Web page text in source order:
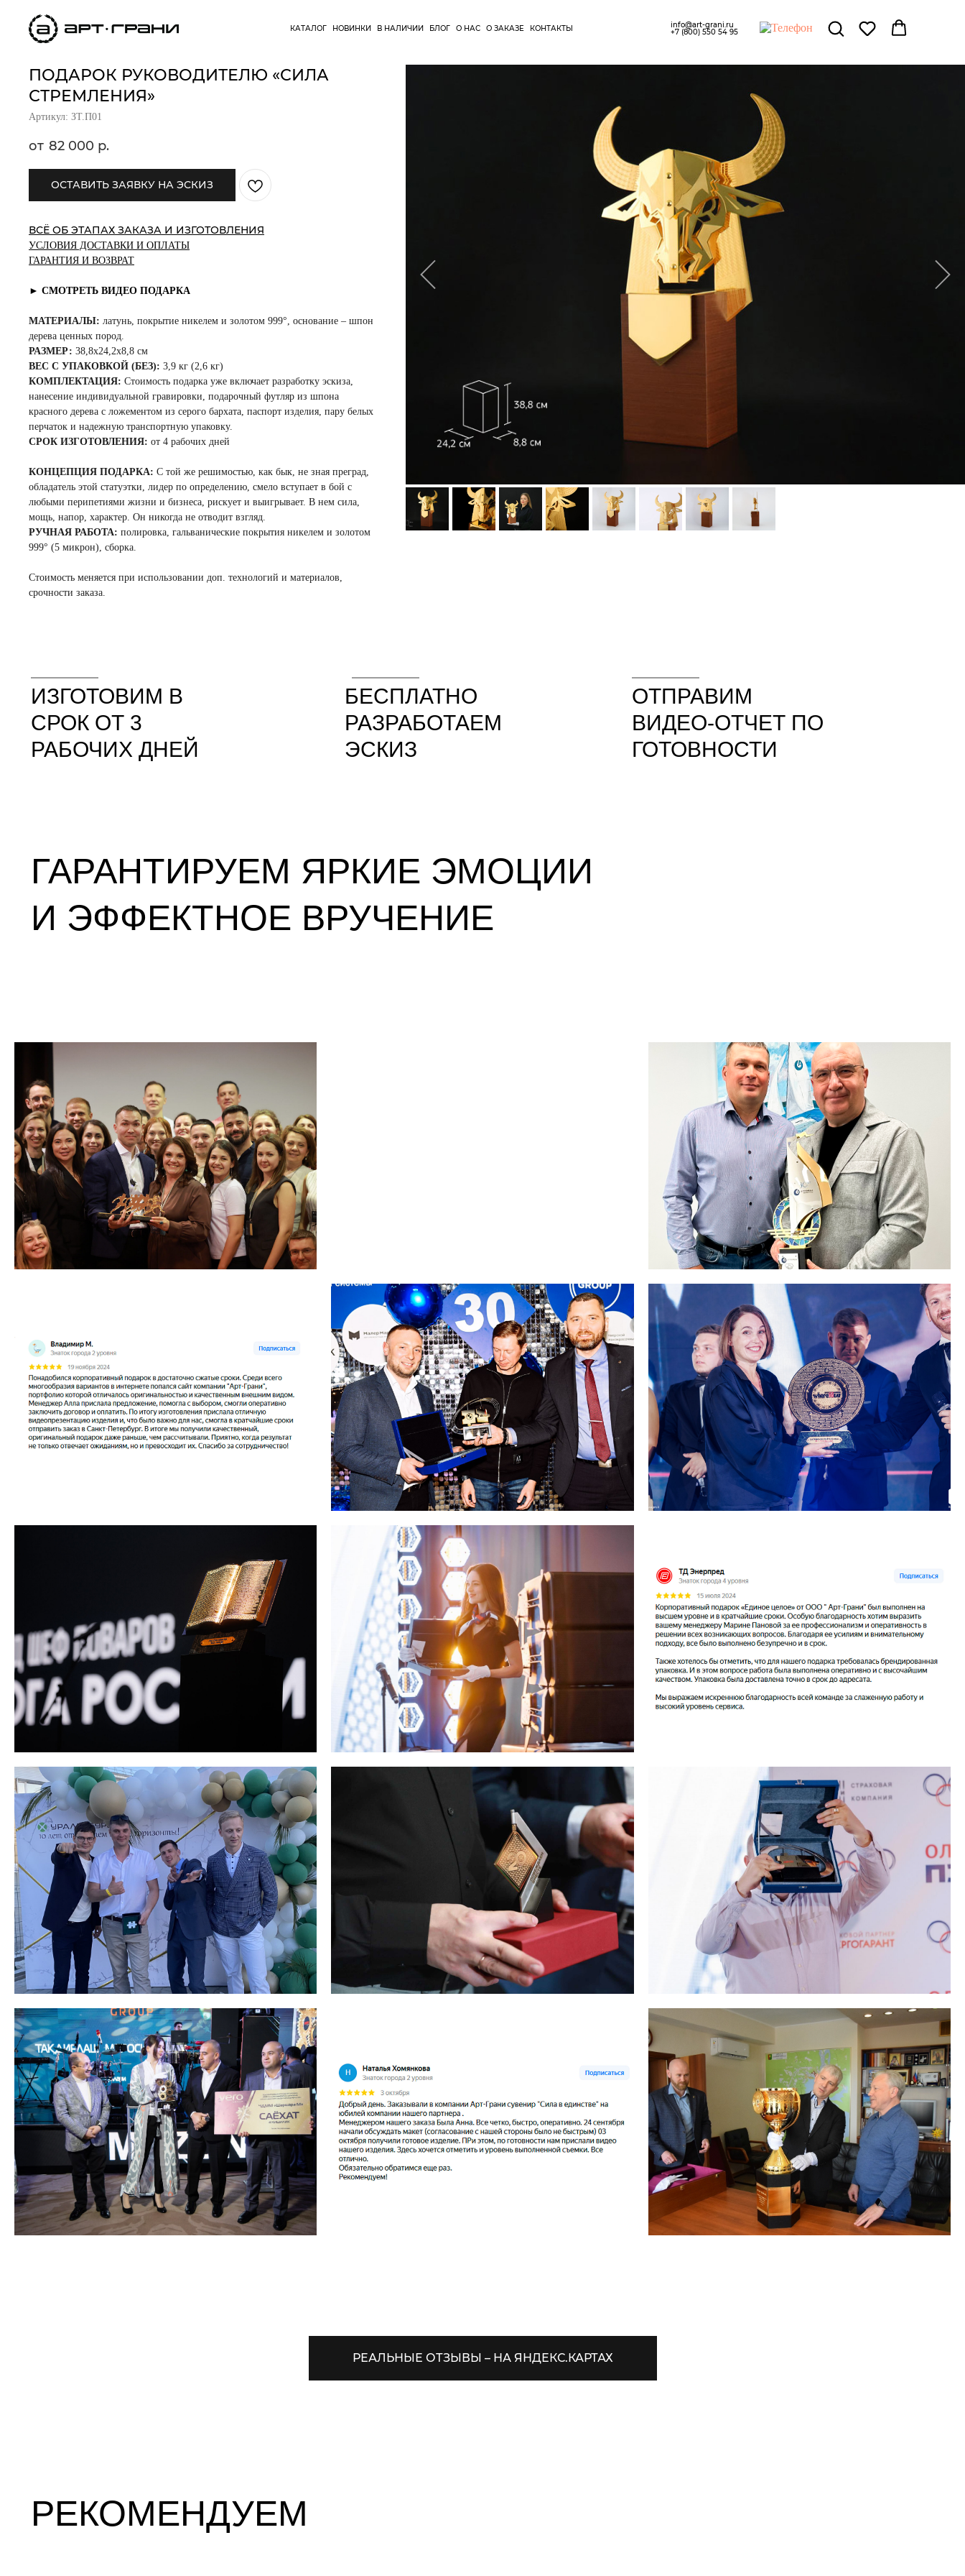
КАТАЛОГ НОВИНКИ В НАЛИЧИИ БЛОГ О НАС О ЗАКАЗЕ КОНТАКТЫ info@art-grani.ru
+7 (800) 550 54 95
ПОДАРОК РУКОВОДИТЕЛЮ «СИЛА
СТРЕМЛЕНИЯ»
Артикул: ЗТ.П01
82 000 р.
ОСТАВИТЬ ЗАЯВКУ НА ЭСКИЗ
ВСЁ ОБ ЭТАПАХ ЗАКАЗА И ИЗГОТОВЛЕНИЯ
УСЛОВИЯ ДОСТАВКИ И ОПЛАТЫ
ГАРАНТИЯ И ВОЗВРАТ
► СМОТРЕТЬ ВИДЕО ПОДАРКА
МАТЕРИАЛЫ: латунь, покрытие никелем и золотом 999°, основание – шпон
дерева ценных пород.
РАЗМЕР: 38,8x24,2x8,8 см
ВЕС С УПАКОВКОЙ (БЕЗ): 3,9 кг (2,6 кг)
КОМПЛЕКТАЦИЯ: Стоимость подарка уже включает разработку эскиза,
нанесение индивидуальной гравировки, подарочный футляр из шпона
красного дерева с ложементом из серого бархата, паспорт изделия, пару белых
перчаток и надежную транспортную упаковку.
СРОК ИЗГОТОВЛЕНИЯ: от 4 рабочих дней
КОНЦЕПЦИЯ ПОДАРКА: С той же решимостью, как бык, не зная преград,
обладатель этой статуэтки, лидер по определению, смело вступает в бой с
любыми перипетиями жизни и бизнеса, рискует и выигрывает. В нем сила,
мощь, напор, характер. Он никогда не отводит взгляд.
РУЧНАЯ РАБОТА: полировка, гальванические покрытия никелем и золотом
999° (5 микрон), сборка.
Стоимость меняется при использовании доп. технологий и материалов,
срочности заказа.
ИЗГОТОВИМ В
СРОК ОТ 3
РАБОЧИХ ДНЕЙ
БЕСПЛАТНО
РАЗРАБОТАЕМ
ЭСКИЗ
ОТПРАВИМ
ВИДЕО-ОТЧЕТ ПО
ГОТОВНОСТИ
ГАРАНТИРУЕМ ЯРКИЕ ЭМОЦИИ
И ЭФФЕКТНОЕ ВРУЧЕНИЕ
РЕАЛЬНЫЕ ОТЗЫВЫ – НА ЯНДЕКС.КАРТАХ
РЕКОМЕНДУЕМ